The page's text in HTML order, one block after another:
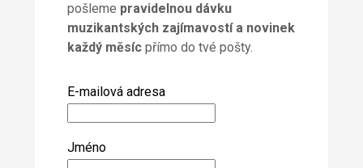
pošleme pravidelnou dávku
muzikantských zajímavostí a novinek
každý měsícpřímo do tvé pošty.
E-mailová adresa
Jméno